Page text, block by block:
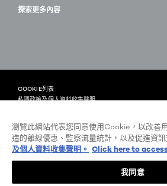
探索更多內容
-zh
COOKIE列表
私隱政策及個人資料收集聲明
瀏覽此網站代表您同意使用Cookie，以改善
造的離線優惠、監察流量統計，以及促進資訊
及個人資料收集聲明。 Click here to
我同意